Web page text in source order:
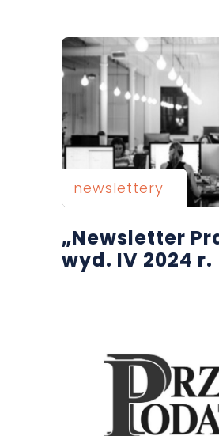
newslettery
„Newsletter
wyd. IV 2024 r.